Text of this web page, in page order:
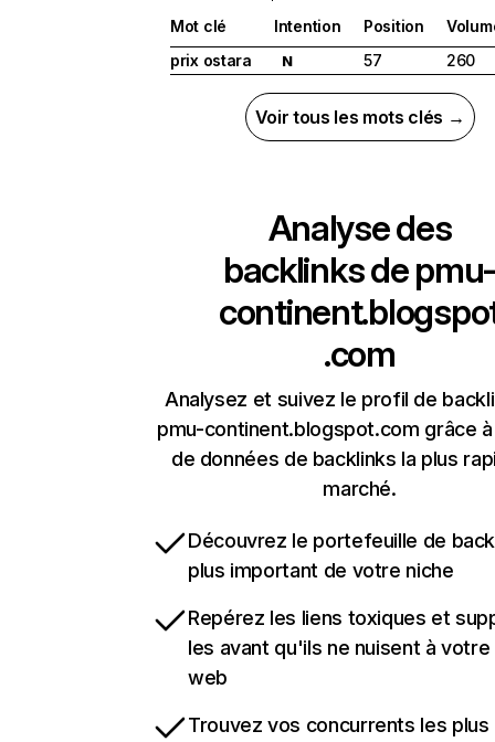
Mot clé Intention Position
prix ostara
N 57 260
Voir tous les mots clés →
Analyse des
backlinks de
.com
Analysez et suivez le profil de
pmu-continent.blogspot.com grâce
de données de backlinks la plus
marché.
Découvrez le portefeuille de
plus important de votre niche
Repérez les liens toxiques et
les avant qu'ils ne nuisent à
web
Trouvez vos concurrents les